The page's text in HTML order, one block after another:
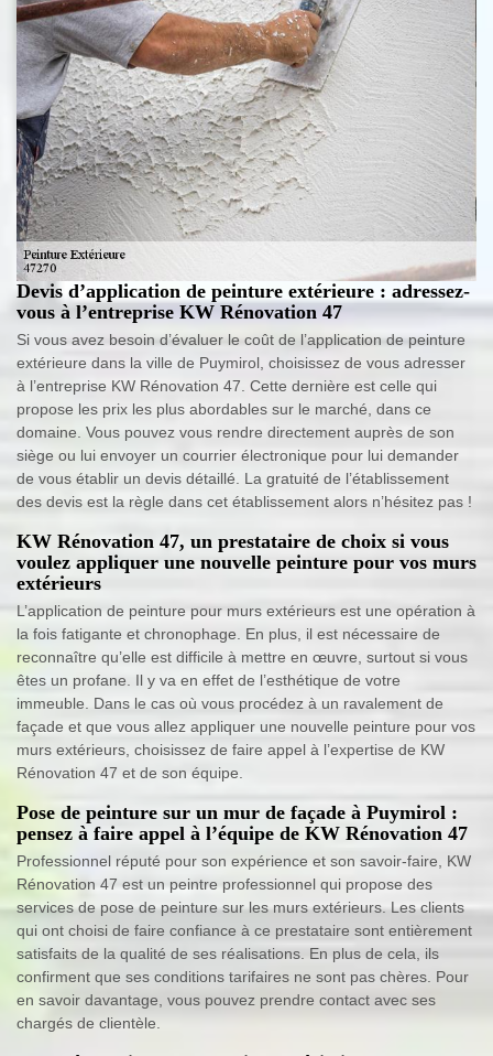
Devis d’application de peinture extérieure : adressez-
vous à l’entreprise KW Rénovation 47
Si vous avez besoin d’évaluer le coût de l’application de peinture
extérieure dans la ville de Puymirol, choisissez de vous adresser
à l’entreprise KW Rénovation 47. Cette dernière est celle qui
propose les prix les plus abordables sur le marché, dans ce
domaine. Vous pouvez vous rendre directement auprès de son
siège ou lui envoyer un courrier électronique pour lui demander
de vous établir un devis détaillé. La gratuité de l’établissement
des devis est la règle dans cet établissement alors n’hésitez pas !
KW Rénovation 47, un prestataire de choix si vous
voulez appliquer une nouvelle peinture pour vos murs
extérieurs
L’application de peinture pour murs extérieurs est une opération à
la fois fatigante et chronophage. En plus, il est nécessaire de
reconnaître qu’elle est difficile à mettre en œuvre, surtout si vous
êtes un profane. Il y va en effet de l’esthétique de votre
immeuble. Dans le cas où vous procédez à un ravalement de
façade et que vous allez appliquer une nouvelle peinture pour vos
murs extérieurs, choisissez de faire appel à l’expertise de KW
Rénovation 47 et de son équipe.
Pose de peinture sur un mur de façade à Puymirol :
pensez à faire appel à l’équipe de KW Rénovation 47
Professionnel réputé pour son expérience et son savoir-faire, KW
Rénovation 47 est un peintre professionnel qui propose des
services de pose de peinture sur les murs extérieurs. Les clients
qui ont choisi de faire confiance à ce prestataire sont entièrement
satisfaits de la qualité de ses réalisations. En plus de cela, ils
confirment que ses conditions tarifaires ne sont pas chères. Pour
en savoir davantage, vous pouvez prendre contact avec ses
chargés de clientèle.